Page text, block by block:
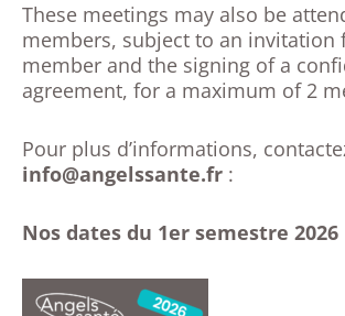
These meetings may also be
members, subject to an invitation
member and the signing of a
agreement, for a maximum of 2
Pour plus d’informations,
info@angelssante.fr :
Nos dates du 1er semestre 2026